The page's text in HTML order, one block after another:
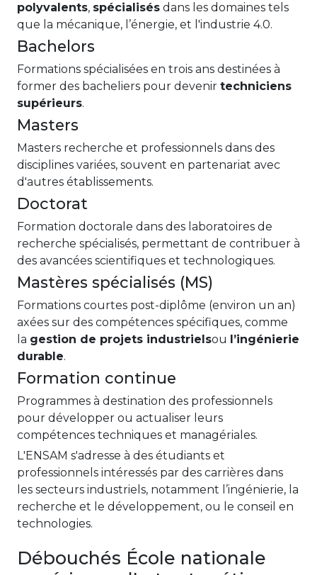
polyvalents, spécialisés dans les domaines tels
que la mécanique, l’énergie, et l'industrie 4.0.
Bachelors
Formations spécialisées en trois ans destinées à
former des bacheliers pour devenir techniciens
supérieurs.
Masters
Masters recherche et professionnels dans des
disciplines variées, souvent en partenariat avec
d'autres établissements.
Doctorat
Formation doctorale dans des laboratoires de
recherche spécialisés, permettant de contribuer à
des avancées scientifiques et technologiques.
Mastères spécialisés (MS)
Formations courtes post-diplôme (environ un an)
axées sur des compétences spécifiques, comme
la gestion de projets industrielsou l’ingénierie
durable.
Formation continue
Programmes à destination des professionnels
pour développer ou actualiser leurs
compétences techniques et managériales.
L'ENSAM s'adresse à des étudiants et
professionnels intéressés par des carrières dans
les secteurs industriels, notamment l’ingénierie, la
recherche et le développement, ou le conseil en
technologies.
Débouchés École nationale